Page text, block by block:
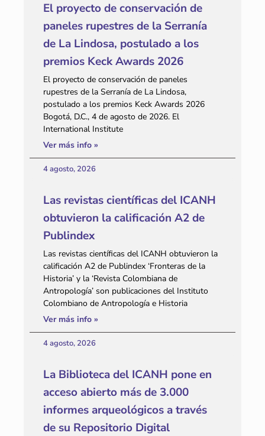
El proyecto de conservación de
paneles rupestres de la Serranía
de La Lindosa, postulado a los
premios Keck Awards 2026
El proyecto de conservación de paneles
rupestres de la Serranía de La Lindosa,
postulado a los premios Keck Awards 2026
Bogotá, D.C., 4 de agosto de 2026. El
International Institute
Ver más info »
4 agosto, 2026
Las revistas científicas del ICANH
obtuvieron la calificación A2 de
Publindex
Las revistas científicas del ICANH obtuvieron la
calificación A2 de Publindex ‘Fronteras de la
Historia’ y la ‘Revista Colombiana de
Antropología’ son publicaciones del Instituto
Colombiano de Antropología e Historia
Ver más info »
4 agosto, 2026
La Biblioteca del ICANH pone en
acceso abierto más de 3.000
informes arqueológicos a través
de su Repositorio Digital